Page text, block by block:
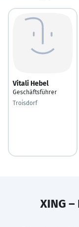
Vitali Hebel
Geschäftsführer
Troisdorf
XING